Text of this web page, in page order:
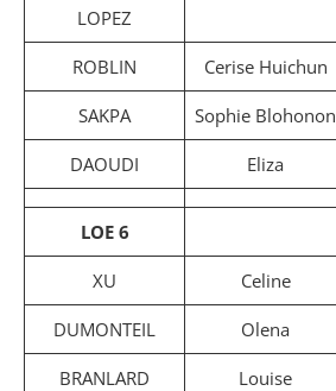
LOPEZ
ROBLIN Cerise Huichun
SAKPA Sophie Blohonon
DAOUDI Eliza
LOE 6
XU Celine
DUMONTEIL Olena
BRANLARD Louise